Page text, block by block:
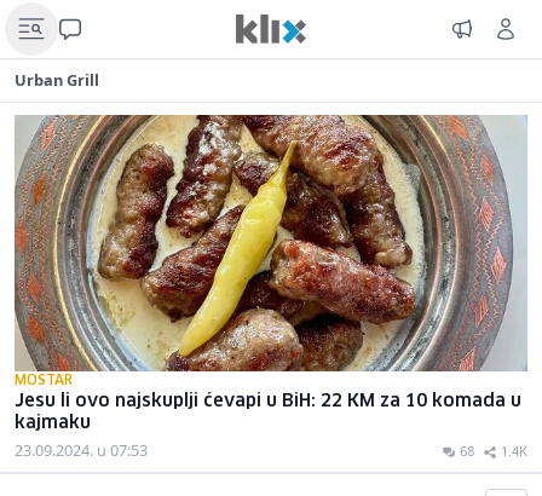
Urban Grill
MOSTAR
Jesu li ovo najskuplji ćevapi u BiH: 22 KM za 10 komada u
kajmaku
23.09.2024. u 07:53 68 1.4K